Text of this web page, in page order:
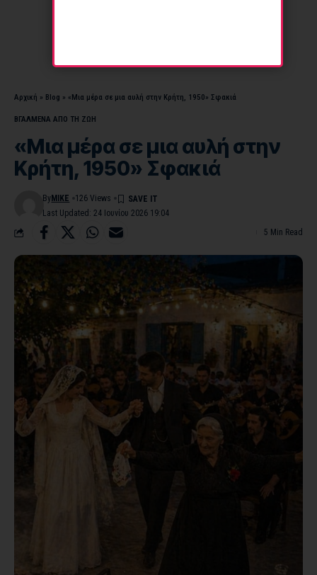
Αρχική » Blog » «Μια μέρα σε μια αυλή στην Κρήτη, 1950» Σφακιά
ΒΓΑΛΜΕΝΑ ΑΠΟ ΤΗ ΖΩΗ
«Μια μέρα σε μια αυλή στην
Κρήτη, 1950» Σφακιά
Last Updated: 24 Ιουνίου 2026 19:04
By MIKE 126 Views
5 Min Read